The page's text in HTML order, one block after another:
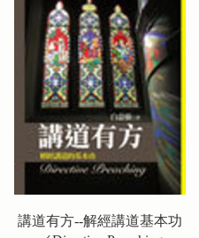
講道有方--解經講道基本功